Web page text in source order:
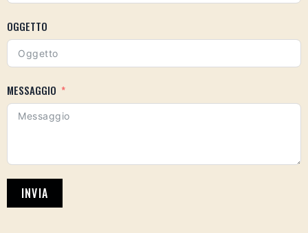
OGGETTO
MESSAGGIO
INVIA